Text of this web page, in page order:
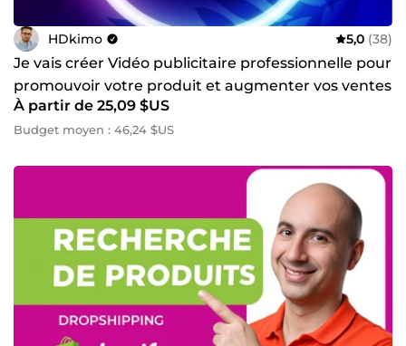
HDkimo 5,0 (38)
Je vais créer Vidéo publicitaire professionnelle pour
promouvoir votre produit et augmenter vos ventes
À partir de 25,09 $US
Budget moyen : 46,24 $US